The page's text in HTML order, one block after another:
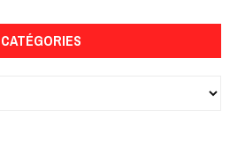
CATÉGORIES